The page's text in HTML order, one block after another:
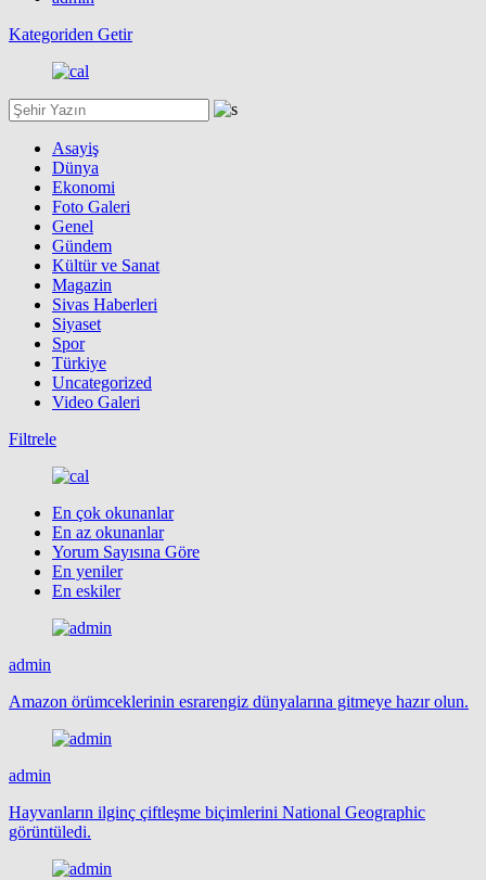
Kategoriden Getir
Asayiş
Dünya
Ekonomi
Foto Galeri
Genel
Gündem
Kültür ve Sanat
Magazin
Sivas Haberleri
Siyaset
Spor
Türkiye
Uncategorized
Video Galeri
Filtrele
En çok okunanlar
En az okunanlar
Yorum Sayısına Göre
En yeniler
En eskiler
admin
Amazon örümceklerinin esrarengiz dünyalarına gitmeye hazır olun.
admin
Hayvanların ilginç çiftleşme biçimlerini National Geographic
görüntüledi.